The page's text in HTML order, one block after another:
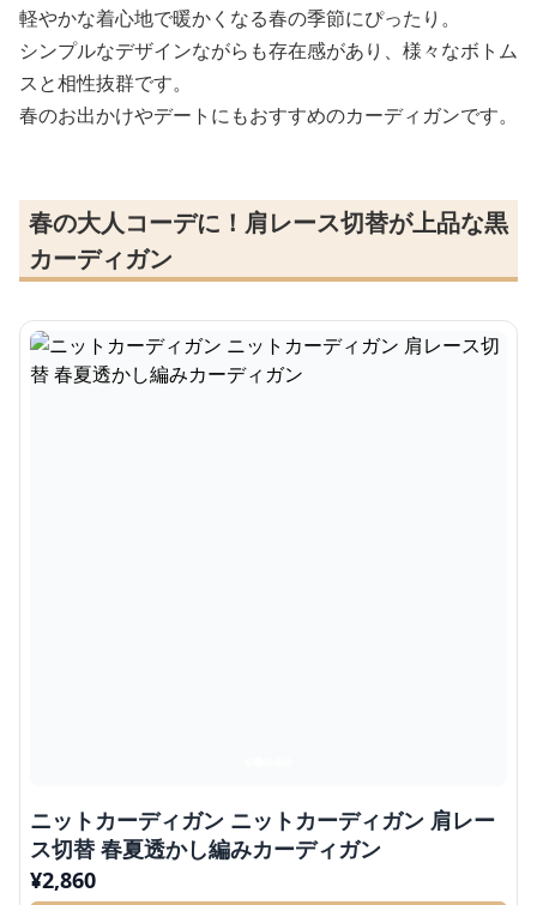
軽やかな着心地で暖かくなる春の季節にぴったり。
シンプルなデザインながらも存在感があり、様々なボトム
スと相性抜群です。
春のお出かけやデートにもおすすめのカーディガンです。
春の大人コーデに！肩レース切替が上品な黒
カーディガン
ニットカーディガン ニットカーディガン 肩レー
ス切替 春夏透かし編みカーディガン
¥2,860